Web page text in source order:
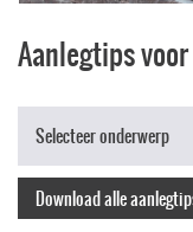
Aanlegtips
Selecteer onderwerp
Download alle